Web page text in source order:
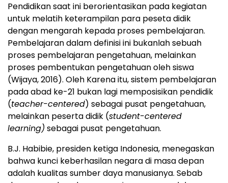
Pendidikan saat ini berorientasikan pada kegiatan
untuk melatih keterampilan para peseta didik
dengan mengarah kepada proses pembelajaran.
Pembelajaran dalam definisi ini bukanlah sebuah
proses pembelajaran pengetahuan, melainkan
proses pembentukan pengetahuan oleh siswa
(Wijaya, 2016). Oleh Karena itu, sistem pembelajaran
pada abad ke-21 bukan lagi memposisikan pendidik
(teacher-centered) sebagai pusat pengetahuan,
melainkan peserta didik (student-centered
learning) sebagai pusat pengetahuan.
B.J. Habibie, presiden ketiga Indonesia, menegaskan
bahwa kunci keberhasilan negara di masa depan
adalah kualitas sumber daya manusianya. Sebab